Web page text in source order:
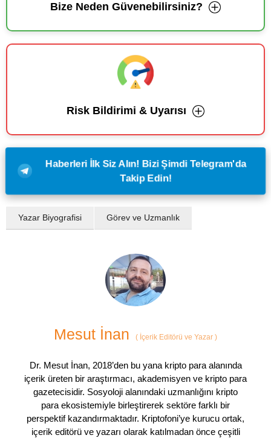
Bize Neden Güvenebilirsiniz?
Risk Bildirimi & Uyarısı
Haberleri İlk Siz Alın! Bizi Şimdi Telegram'da
Takip Edin!
Yazar Biyografisi Görev ve Uzmanlık
Mesut İnan ( İçerik Editörü ve Yazar )
Dr. Mesut İnan, 2018’den bu yana kripto para alanında
içerik üreten bir araştırmacı, akademisyen ve kripto para
gazetecisidir. Sosyoloji alanındaki uzmanlığını kripto
para ekosistemiyle birleştirerek sektöre farklı bir
perspektif kazandırmaktadır. Kriptofoni’ye kurucu ortak,
içerik editörü ve yazarı olarak katılmadan önce çeşitli